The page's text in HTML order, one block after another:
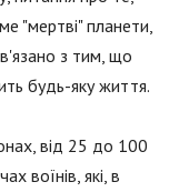
"мертві" планети,
з тим, що
будь-яку життя.
від 25 до 100
воїнів, які, в